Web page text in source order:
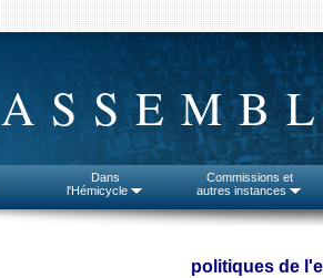
Dans
l'Hémicycle
Commissions et
autres instances
politiques de